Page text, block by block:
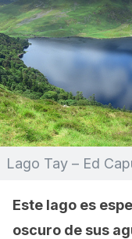
Lago Tay – Ed
Este lago es
oscuro de sus